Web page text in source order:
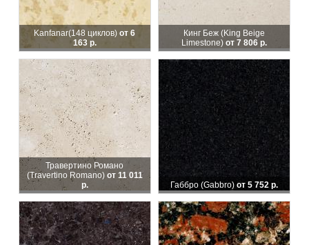
Kanfanar(148 циклов)от 6
163 р.
Кинг Беж (King Beige
Limestone) от 7 806 р.
Травертино Романо
(Travertino Romano) от 11 011
р.
Габбро (Gabbro) от 5 752 р.